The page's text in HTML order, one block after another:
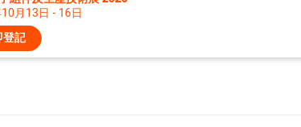
月13日 - 16日
登記